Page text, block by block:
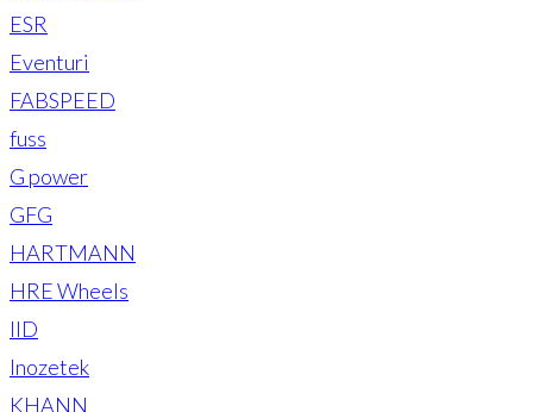
ESR
Eventuri
FABSPEED
fuss
G power
GFG
HARTMANN
HRE Wheels
IID
Inozetek
KHANN